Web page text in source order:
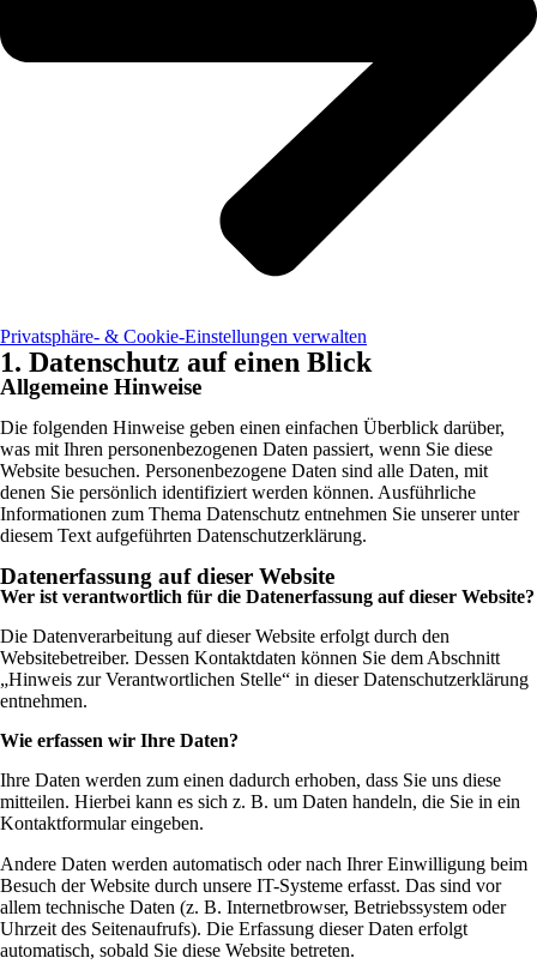
Privatsphäre- & Cookie-Einstellungen verwalten
1. Datenschutz auf einen Blick
Allgemeine Hinweise
Die folgenden Hinweise geben einen einfachen Überblick darüber,
was mit Ihren personenbezogenen Daten passiert, wenn Sie diese
Website besuchen. Personenbezogene Daten sind alle Daten, mit
denen Sie persönlich identifiziert werden können. Ausführliche
Informationen zum Thema Datenschutz entnehmen Sie unserer unter
diesem Text aufgeführten Datenschutzerklärung.
Datenerfassung auf dieser Website
Wer ist verantwortlich für die Datenerfassung auf dieser Website?
Die Datenverarbeitung auf dieser Website erfolgt durch den
Websitebetreiber. Dessen Kontaktdaten können Sie dem Abschnitt
„Hinweis zur Verantwortlichen Stelle“ in dieser Datenschutzerklärung
entnehmen.
Wie erfassen wir Ihre Daten?
Ihre Daten werden zum einen dadurch erhoben, dass Sie uns diese
mitteilen. Hierbei kann es sich z. B. um Daten handeln, die Sie in ein
Kontaktformular eingeben.
Andere Daten werden automatisch oder nach Ihrer Einwilligung beim
Besuch der Website durch unsere IT-Systeme erfasst. Das sind vor
allem technische Daten (z. B. Internetbrowser, Betriebssystem oder
Uhrzeit des Seitenaufrufs). Die Erfassung dieser Daten erfolgt
automatisch, sobald Sie diese Website betreten.